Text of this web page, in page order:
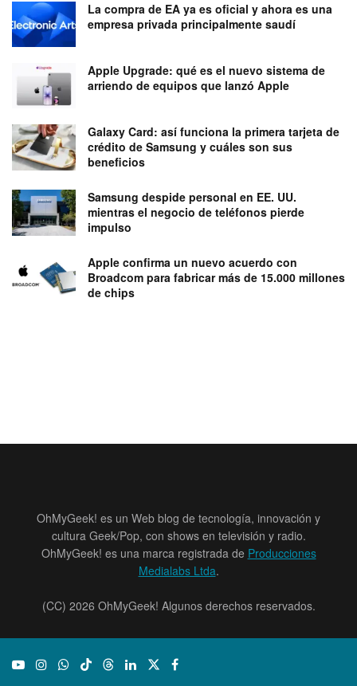
La compra de EA ya es oficial y ahora es una
empresa privada principalmente saudí
Apple Upgrade: qué es el nuevo sistema de
arriendo de equipos que lanzó Apple
Galaxy Card: así funciona la primera tarjeta de
crédito de Samsung y cuáles son sus
beneficios
Samsung despide personal en EE. UU.
mientras el negocio de teléfonos pierde
impulso
Apple confirma un nuevo acuerdo con
Broadcom para fabricar más de 15.000 millones
de chips
OhMyGeek! es un Web blog de tecnología, innovación y
cultura Geek/Pop, con shows en televisión y radio.
OhMyGeek! es una marca registrada de Producciones
Medialabs Ltda.
(CC) 2026 OhMyGeek! Algunos derechos reservados.